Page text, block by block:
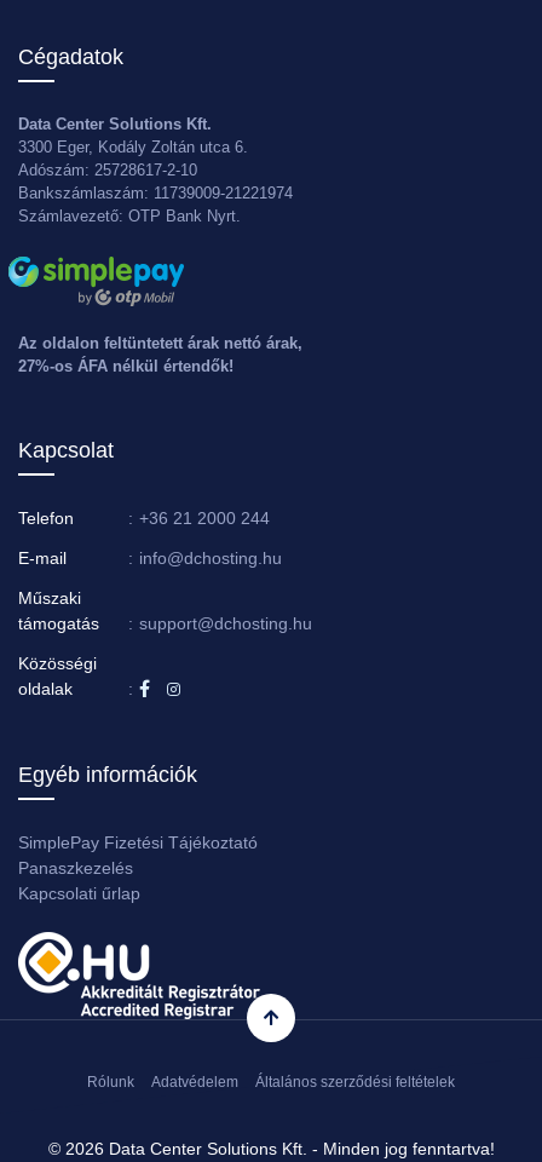
Cégadatok
Data Center Solutions Kft.
3300 Eger, Kodály Zoltán utca 6.
Adószám: 25728617-2-10
Bankszámlaszám: 11739009-21221974
Számlavezető: OTP Bank Nyrt.
Az oldalon feltüntetett árak nettó árak,
27%-os ÁFA nélkül értendők!
Kapcsolat
Telefon : +36 21 2000 244
E-mail : info@dchosting.hu
Műszaki
támogatás
: support@dchosting.hu
Közösségi
oldalak
:
Egyéb információk
SimplePay Fizetési Tájékoztató
Panaszkezelés
Kapcsolati űrlap
© 2026 Data Center Solutions Kft. - Minden jog fenntartva!
Rólunk Adatvédelem Általános szerződési feltételek